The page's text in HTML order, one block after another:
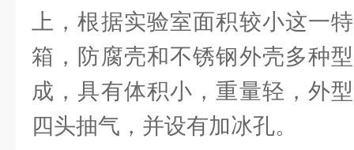
上，根据实验室面积较小这一
箱，防腐壳和不锈钢外壳多种
成，具有体积小，重量轻，外
四头抽气，并设有加冰孔。